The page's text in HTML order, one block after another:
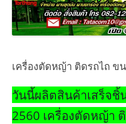
เครื่องตัดหญ้า ติดรถไถ ข
วันนี้ผลิตสินค้าเสร็จชิ้
2560 เครื่องตัดหญ้า